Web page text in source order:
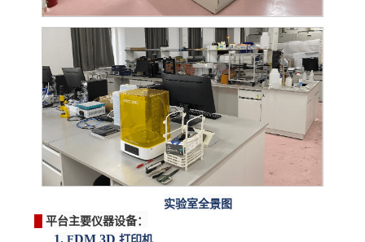
实验室全景图
平台主要仪器设备：
1. DM 3D